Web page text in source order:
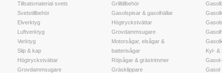
Tillsatsmaterial svets
Svetstillbehör
Elverktyg
Luftverktyg
Verktyg
Slip & kap
Högtryckstvättar
Grovdammsugare
Grilltillbehör
Gasolspisar & gasolhällar
Högtryckstvättar
Grovdammsugare
Motorsågar, elsågar &
batterisågar
Röjsågar & grästrimmer
Gräsklippare
Kyl- &
Gasol